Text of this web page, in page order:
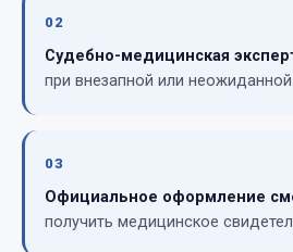
02
Судебно-медицинская
при внезапной или неожиданной
03
Официальное оформление
получить медицинское